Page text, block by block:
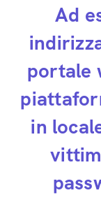
Ad
portale
in